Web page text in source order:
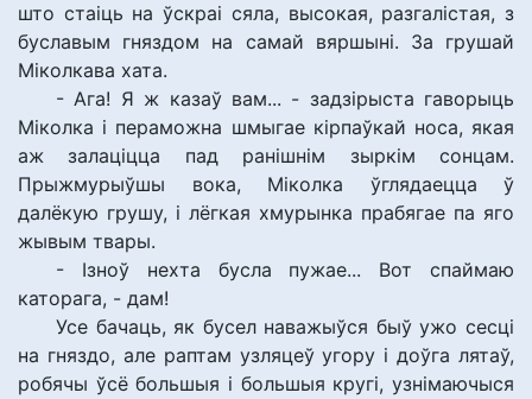
што стаіць на ўскраі сяла, высокая, разгалістая, з
буславым гняздом на самай вяршыні. За грушай
Міколкава хата.
- Ага! Я ж казаў вам... - задзірыста гаворыць
Міколка і пераможна шмыгае кірпаўкай носа, якая
аж залаціцца пад ранішнім зыркім сонцам.
Прыжмурыўшы вока, Міколка ўглядаецца ў
далёкую грушу, і лёгкая хмурынка прабягае па яго
жывым твары.
- Ізноў нехта бусла пужае... Вот спаймаю
каторага, - дам!
Усе бачаць, як бусел наважыўся быў ужо сесці
на гняздо, але раптам узляцеў угору і доўга лятаў,
робячы ўсё большыя і большыя кругі, узнімаючыся